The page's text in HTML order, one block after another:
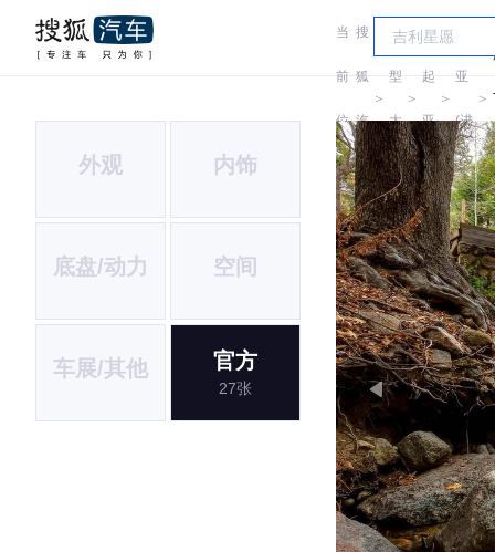
当
前
位
置:
搜
狐
汽
车
＞
车
型
大
全
＞
起
亚
＞
亚
(进
口)
＞
外观 内饰
底盘/动力 空间
车展/其他 官方
27张